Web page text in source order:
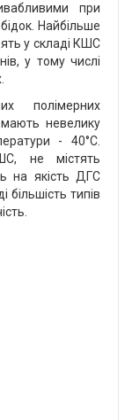
при
Найбільше
у складі КШС
у тому числі
полімерних
мають невелику
- 40°С.
не містять
на якість ДГС
більшість типів